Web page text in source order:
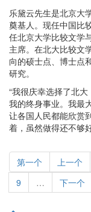
乐黛云先生是北京大
奠基人。现任中国比
任北京大学比较文学
主席。在北大比较文
向的硕士点、博士点
研究。
“我很庆幸选择了北
我的终身事业。我最
让各国人民都能欣赏
着，虽然做得还不够
第一个 上一个
9
… 下一个